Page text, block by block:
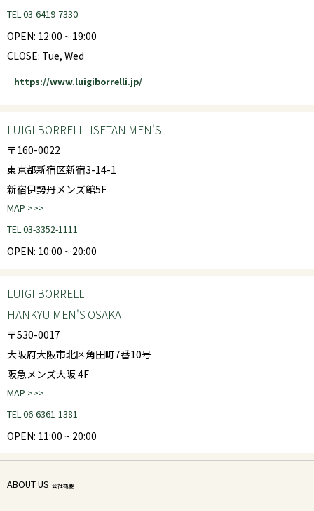
TEL:03-6419-7330
OPEN: 12:00 ~ 19:00
CLOSE: Tue, Wed
https://www.luigiborrelli.jp/
LUIGI BORRELLI ISETAN MEN'S
〒160-0022
東京都新宿区新宿3-14-1
新宿伊勢丹メンズ館5F
MAP >>>
TEL:03-3352-1111
OPEN: 10:00 ~ 20:00
LUIGI BORRELLI
HANKYU MEN'S OSAKA
〒530-0017
大阪府大阪市北区角田町7番10号
阪急メンズ大阪 4F
MAP >>>
TEL:06-6361-1381
OPEN: 11:00 ~ 20:00
ABOUT US 会社概要